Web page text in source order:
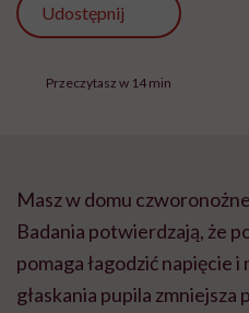
Udostępnij
Przeczytasz w 14 min
Masz w domu
Badania potwierdzają, że
pomaga łagodzić napięcie
głaskania pupila